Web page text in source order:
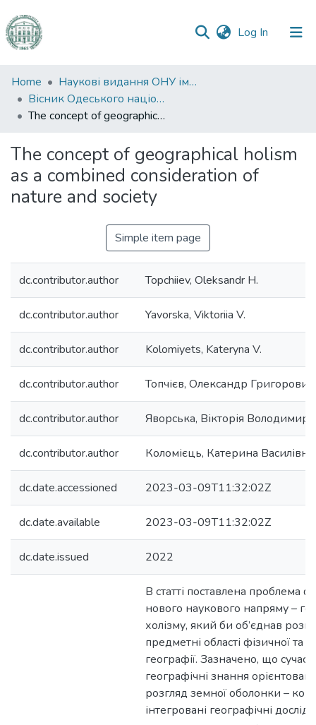
Log In (current)
Communities
&
Collections
Statistics
Home
Наукові видання ОНУ імені І. І. Мечникова
Вісник Одеського національного університету. Географічні та геологічні науки
The concept of geographical holism as a combined consideration of nature and society
The concept of geographical holism
as a combined consideration of
nature and society
Simple item page
dc.contributor.author Topchiiev, Oleksandr H.
dc.contributor.author Yavorska, Viktoriia V.
dc.contributor.author Kolomiyets, Kateryna V.
dc.contributor.author Топчієв, Олександр Григорович
dc.contributor.author Яворська, Вікторія
dc.contributor.author Коломієць, Катерина Василівна
dc.date.accessioned 2023-03-09T11:32:02Z
dc.date.available 2023-03-09T11:32:02Z
dc.date.issued 2022
В статті поставлена проблема
нового наукового напряму –
холізму, який би об’єднав
предметні області фізичної та
географії. Зазначено, що
географічні знання
розгляд земної оболонки –
інтегровані географічні